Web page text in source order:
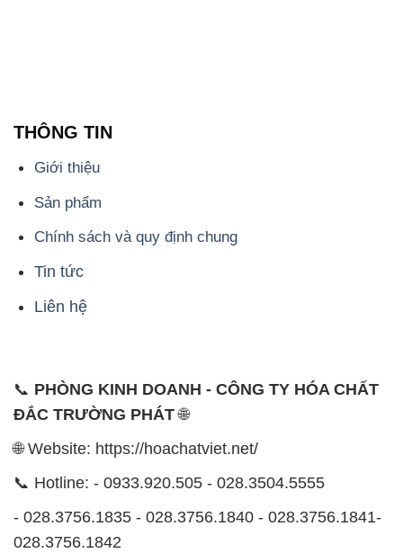
THÔNG TIN
Giới thiệu
Sản phẩm
Chính sách và quy định chung
Tin tức
Liên hệ
📞 PHÒNG KINH DOANH - CÔNG TY HÓA CHẤT
ĐẮC TRƯỜNG PHÁT🌐
🌐 Website: https://hoachatviet.net/
📞 Hotline: - 0933.920.505 - 028.3504.5555
- 028.3756.1835 - 028.3756.1840 - 028.3756.1841-
028.3756.1842